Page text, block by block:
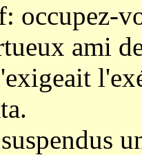
occupez-
ami